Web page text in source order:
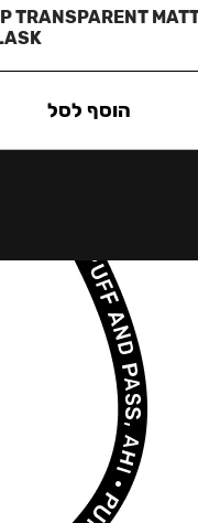
TRANSPARENT
הוסף לסל